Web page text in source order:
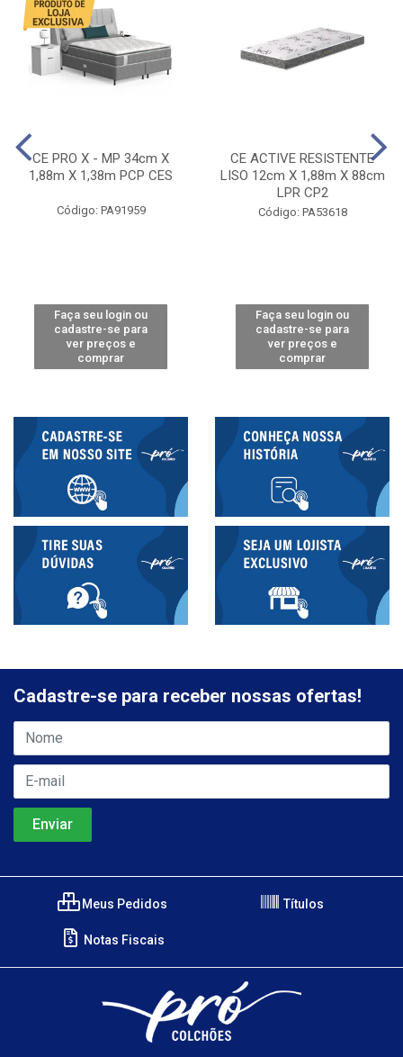
CE PRO X - MP 34cm X
1,88m X 1,38m PCP CES
Código: PA91959
Faça seu login ou
cadastre-se para
ver preços e
comprar
CE ACTIVE RESISTENTE
LISO 12cm X 1,88m X 88cm
LPR CP2
Código: PA53618
Faça seu login ou
cadastre-se para
ver preços e
comprar
Cadastre-se para receber nossas ofertas!
Meus Pedidos Títulos
Notas Fiscais